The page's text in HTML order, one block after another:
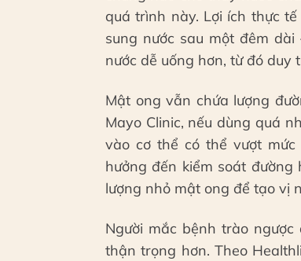
quá trình này. Lợi ích thực
sung nước sau một đêm
nước dễ uống hơn, từ đó duy
Mật ong vẫn chứa lượng
Mayo Clinic, nếu dùng quá
vào cơ thể có thể vượt
hưởng đến kiểm soát
lượng nhỏ mật ong để tạo vị
Người mắc bệnh trào
thận trọng hơn. Theo